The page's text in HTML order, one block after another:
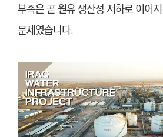
부족은 곧 원유 생산성 저하로 이어
문제였습니다.